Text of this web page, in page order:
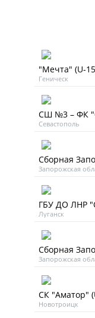
"Мечта" (U-
Геническ
СШ №3 – ФК
Севастополь
Сборная
Запорожская
ГБУ ДО ЛНР
Луганск
Сборная
Запорожская
СК "Аматор"
Новотроицк